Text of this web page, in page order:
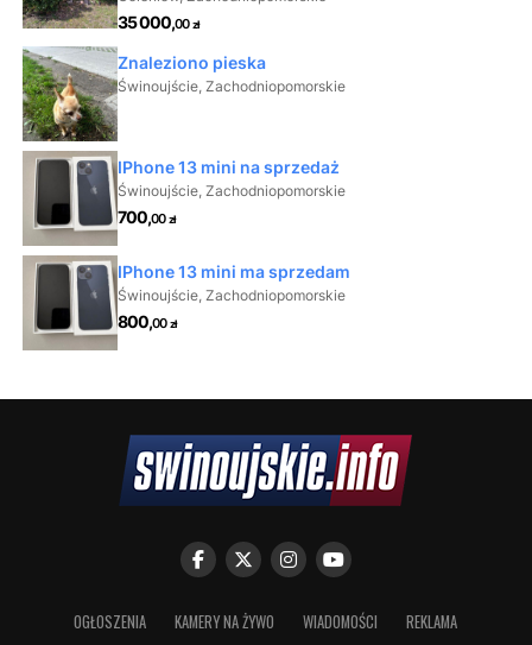
OGŁOSZENIA KAMERY NA ŻYWO WIADOMOŚCI REKLAMA